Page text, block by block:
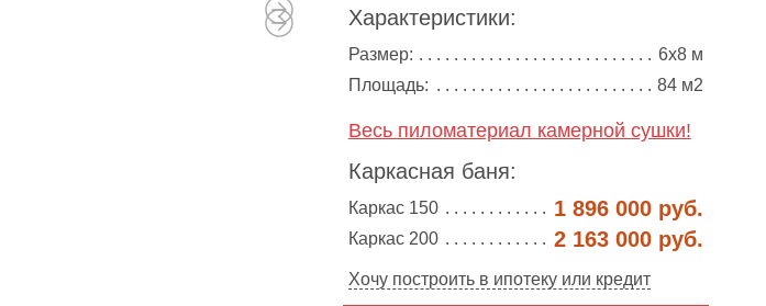
Характеристики:
Размер:
6х8 м
Площадь:
84 м2
Весь пиломатериал камерной сушки!
Каркасная баня:
Каркас 150 1 896 000 руб.
Каркас 200 2 163 000 руб.
Хочу построить в ипотеку или кредит